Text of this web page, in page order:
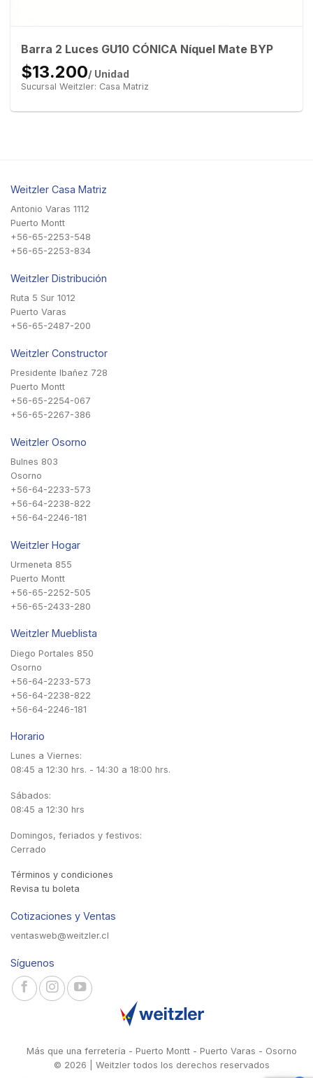
Barra 2 Luces GU10 CÓNICA Níquel Mate BYP
$13.200/ Unidad
Sucursal Weitzler: Casa Matriz
Weitzler Casa Matriz
Antonio Varas 1112
Puerto Montt
+56-65-2253-548
+56-65-2253-834
Weitzler Distribución
Ruta 5 Sur 1012
Puerto Varas
+56-65-2487-200
Weitzler Constructor
Presidente Ibañez 728
Puerto Montt
+56-65-2254-067
+56-65-2267-386
Weitzler Osorno
Bulnes 803
Osorno
+56-64-2233-573
+56-64-2238-822
+56-64-2246-181
Weitzler Hogar
Urmeneta 855
Puerto Montt
+56-65-2252-505
+56-65-2433-280
Weitzler Mueblista
Diego Portales 850
Osorno
+56-64-2233-573
+56-64-2238-822
+56-64-2246-181
Horario
Lunes a Viernes:
08:45 a 12:30 hrs. - 14:30 a 18:00 hrs.
Sábados:
08:45 a 12:30 hrs
Domingos, feriados y festivos:
Cerrado
Términos y condiciones
Revisa tu boleta
Cotizaciones y Ventas
ventasweb@weitzler.cl
Síguenos
Más que una ferretería - Puerto Montt - Puerto Varas - Osorno
© 2026 | Weitzler todos los derechos reservados